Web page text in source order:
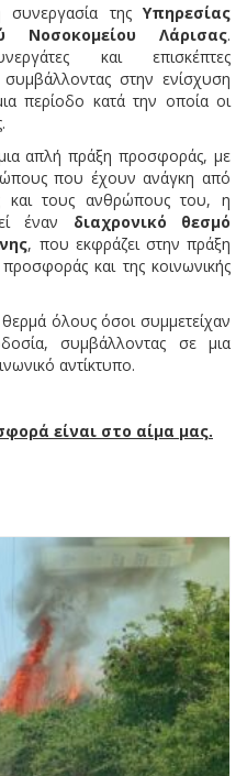
της Υπηρεσίας
Νοσοκομείου Λάρισας.
και επισκέπτες
στην ενίσχυση
περίοδο κατά την οποία οι
απλή πράξη προσφοράς, με
που έχουν ανάγκη από
και τους ανθρώπους του, η
έναν διαχρονικό θεσμό
, που εκφράζει στην πράξη
και της κοινωνικής
όλους όσοι συμμετείχαν
συμβάλλοντας σε μια
αντίκτυπο.
είναι στο αίμα μας.